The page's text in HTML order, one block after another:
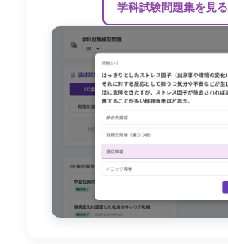
学科試験問題集を見る